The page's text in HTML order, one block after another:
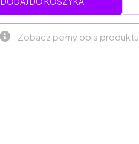
Zobacz pełny opis produktu